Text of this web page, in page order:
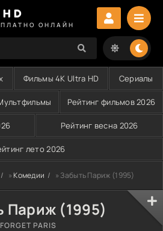
ОНЛАЙН
Фильмы 4K Ultra HD Сериалы
Рейтинг фильмов 2026
Рейтинг весна 2026
лето 2026
»Комедии » Забыть Париж (1995)
Париж (1995)
FORGET PARIS